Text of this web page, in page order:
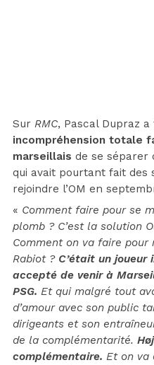
Sur RMC, Pascal Dupraz
incompréhension totale
marseillais de se séparer
qui avait pourtant fait des
rejoindre l’OM en
« Comment faire pour se
plomb ? C’est la solution
Comment on va faire
Rabiot ? C’était un joueur
accepté de venir à
PSG. Et qui malgré tout
d’amour avec son public
dirigeants et son
de la complémentarité.
complémentaire. Et on va